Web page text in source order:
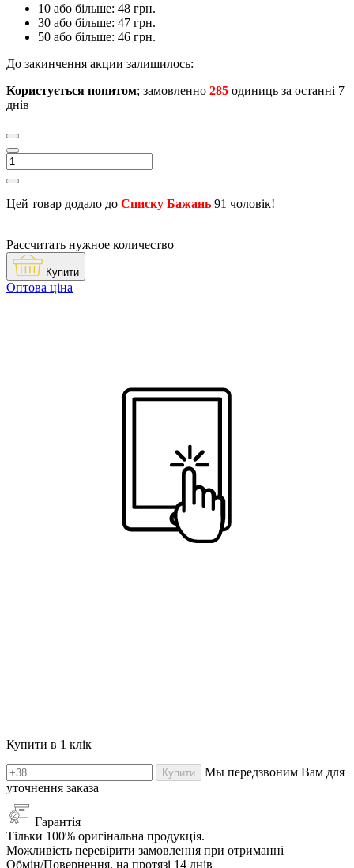
10 або більше: 48 грн.
30 або більше: 47 грн.
50 або більше: 46 грн.
До закинчення акции залишилось:
Користується попитом; замовленно 285 одиниць за останні 7
днів
Цей товар додало до Списку Бажань 91 чоловік!
Рассчитать нужное количество
Купити
Оптова ціна
Купити в 1 клік
Купити
Мы передзвоним Вам для
уточнення заказа
Гарантія
Тільки 100% оригінальна продукція.
Можливість перевірити замовлення при отриманні
Обмін/Повернення, на протязі 14 днів